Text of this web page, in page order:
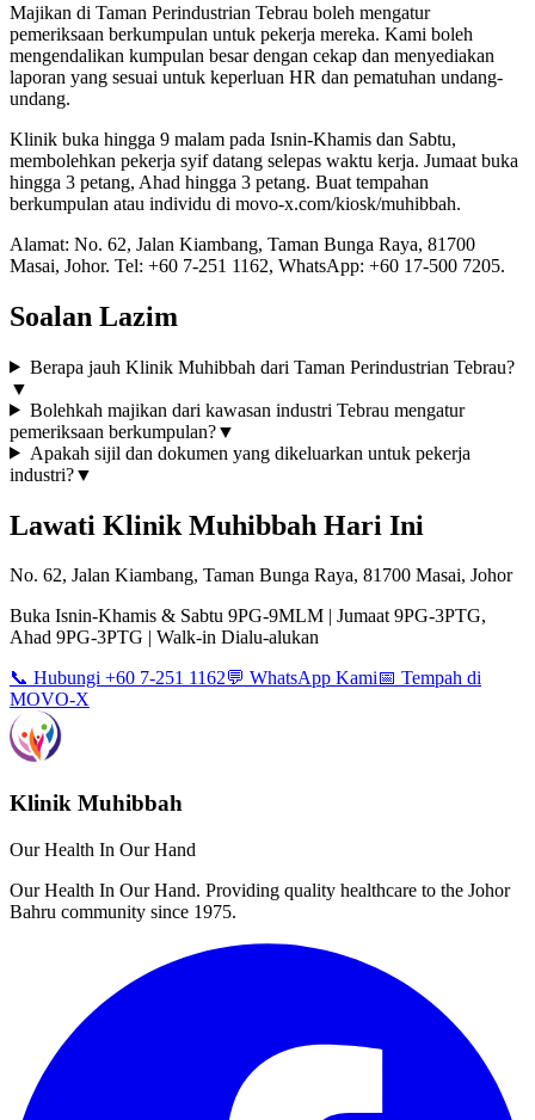
Majikan di Taman Perindustrian Tebrau boleh mengatur
pemeriksaan berkumpulan untuk pekerja mereka. Kami boleh
mengendalikan kumpulan besar dengan cekap dan menyediakan
laporan yang sesuai untuk keperluan HR dan pematuhan undang-
undang.
Klinik buka hingga 9 malam pada Isnin-Khamis dan Sabtu,
membolehkan pekerja syif datang selepas waktu kerja. Jumaat buka
hingga 3 petang, Ahad hingga 3 petang. Buat tempahan
berkumpulan atau individu di movo-x.com/kiosk/muhibbah.
Alamat: No. 62, Jalan Kiambang, Taman Bunga Raya, 81700
Masai, Johor. Tel: +60 7-251 1162, WhatsApp: +60 17-500 7205.
Soalan Lazim
Berapa jauh Klinik Muhibbah dari Taman Perindustrian Tebrau?
▼
Bolehkah majikan dari kawasan industri Tebrau mengatur
pemeriksaan berkumpulan?▼
Apakah sijil dan dokumen yang dikeluarkan untuk pekerja
industri?▼
Lawati Klinik Muhibbah Hari Ini
No. 62, Jalan Kiambang, Taman Bunga Raya, 81700 Masai, Johor
Buka Isnin-Khamis & Sabtu 9PG-9MLM | Jumaat 9PG-3PTG,
Ahad 9PG-3PTG | Walk-in Dialu-alukan
📞 Hubungi +60 7-251 1162💬 WhatsApp Kami📅 Tempah di
MOVO-X
Klinik Muhibbah
Our Health In Our Hand
Our Health In Our Hand. Providing quality healthcare to the Johor
Bahru community since 1975.